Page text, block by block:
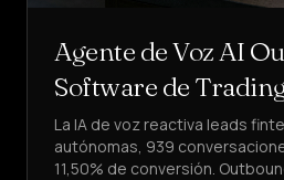
Agente de Voz AI
Software de
La IA de voz reactiva leads
autónomas, 939
11,50% de conversión.